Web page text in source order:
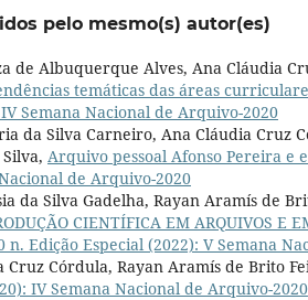
pelo mesmo(s) autor(es)
de Albuquerque Alves, Ana Cláudia
temáticas das áreas
Semana Nacional de Arquivo-2020
da Silva Carneiro, Ana Cláudia Cruz
Arquivo pessoal Afonso Pereira e
de Arquivo-2020
da Silva Gadelha, Rayan Aramís de
CIENTÍFICA EM ARQUIVOS E
n. Edição Especial (2022): V Semana
Cruz Córdula, Rayan Aramís de Brito
IV Semana Nacional de Arquivo-2020